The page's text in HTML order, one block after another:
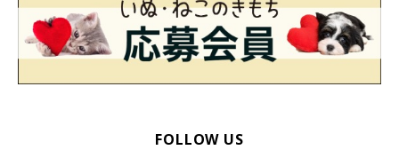
FOLLOW US